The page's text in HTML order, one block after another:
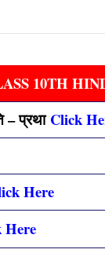
10TH
– प्रथा Click
Here
Here